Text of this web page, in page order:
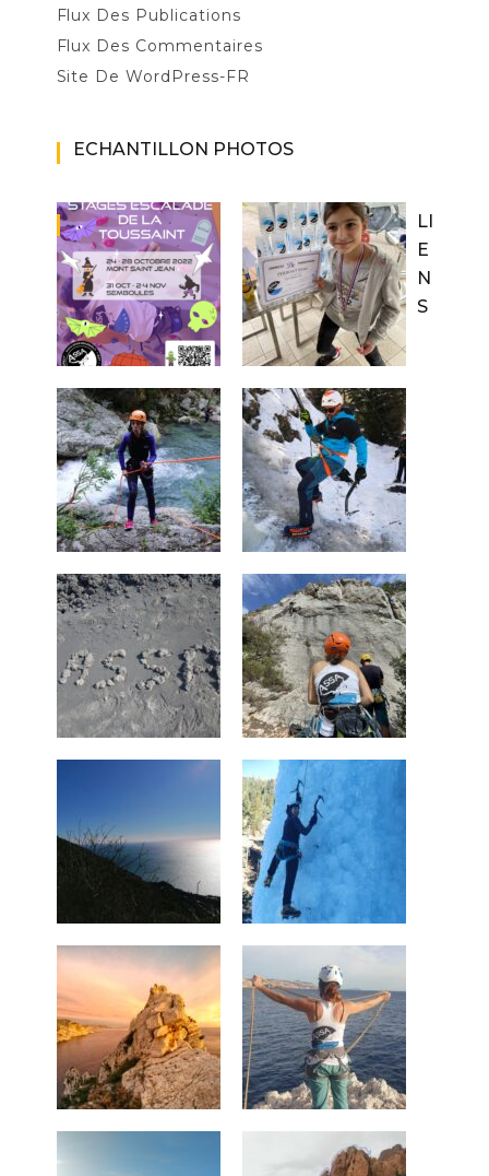
Flux Des Publications
Flux Des Commentaires
Site De WordPress-FR
ECHANTILLON PHOTOS
LI
E
N
S